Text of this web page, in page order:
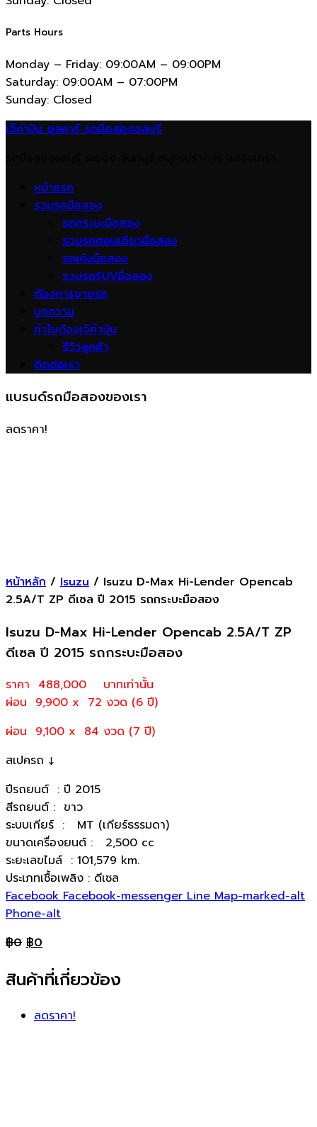
Parts Hours
Monday – Friday: 09:00AM – 09:00PM
Saturday: 09:00AM – 07:00PM
Sunday: Closed
เจ๊คำปุ่น ยูสคาร์ รถมือสองชลบุรี
หน้าแรก
รวมรถมือสอง
รถกระบะมือสอง
รวมรถตอนเดียวมือสอง
รถเก๋งมือสอง
รวมรถSUVมือสอง
ต้องการขายรถ
บทความ
ทำไมต้องเจ๊คำปุ่น
รีวิวลูกค้า
ติดต่อเรา
แบรนด์รถมือสองของเรา
ลดราคา!
หน้าหลัก / Isuzu / Isuzu D-Max Hi-Lender Opencab
2.5A/T ZP ดีเซล ปี 2015 รถกระบะมือสอง
Isuzu D-Max Hi-Lender Opencab 2.5A/T ZP
ดีเซล ปี 2015 รถกระบะมือสอง
ราคา 488,000
บาทเท่านั้น
ผ่อน 9,900 x 72 งวด (6 ปี)
ผ่อน 9,100 x 84 งวด (7 ปี)
สเปครถ ↓
ปีรถยนต์ : ปี 2015
สีรถยนต์ : ขาว
ระบบเกียร์ : MT (เกียร์ธรรมดา)
ขนาดเครื่องยนต์ : 2,500 cc
ระยะเลขไมล์ : 101,579 km.
ประเภทเชื้อเพลิง : ดีเซล
Facebook Facebook-messenger Line Map-marked-alt
Phone-alt
฿0 ฿0
สินค้าที่เกี่ยวข้อง
ลดราคา!